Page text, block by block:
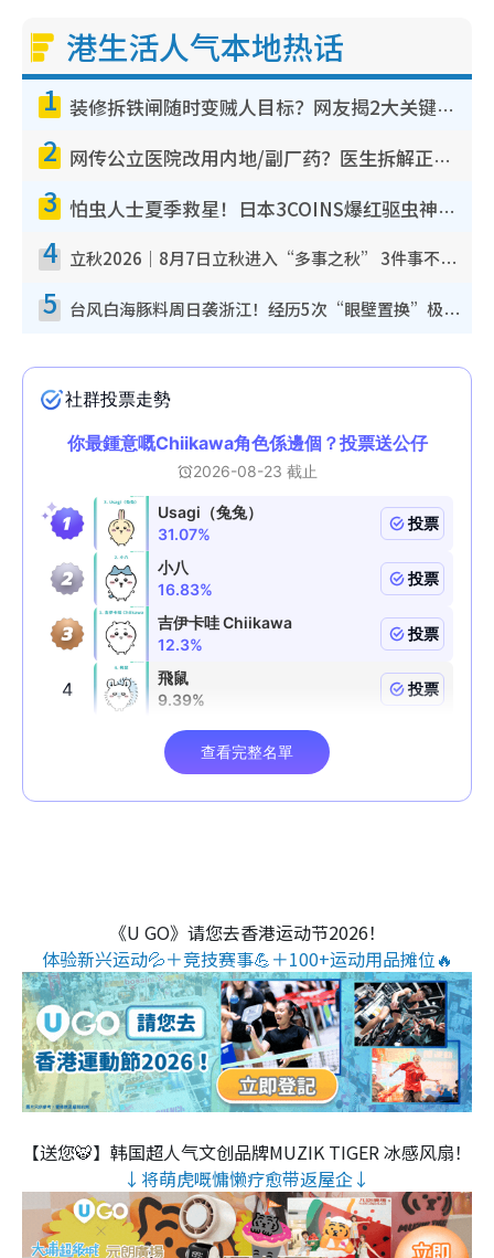
港生活人气本地热话
1 装修拆铁闸随时变贼人目标？网友揭2大关键用途：装新款等于白装？附新旧铁闸分别
2 网传公立医院改用内地/副厂药？医生拆解正副厂分别，揭4类人换药随时出事
3 怕虫人士夏季救星！日本3COINS爆红驱虫神器$45起 1招“全程免触碰”轻松搞定小强
4 立秋2026｜8月7日立秋进入“多事之秋” 3件事不可做！专家教6招开运 清杂物／钱包纳气接好运
5 台风白海豚料周日袭浙江！经历5次“眼壁置换”极罕见 成登陆内地最长途台风
《U GO》请您去香港运动节2026！
体验新兴运动💦＋竞技赛事💪＋100+运动用品摊位🔥
【送您🐯】韩国超人气文创品牌MUZIK TIGER 冰感风扇！
↓将萌虎嘅慵懒疗愈带返屋企↓